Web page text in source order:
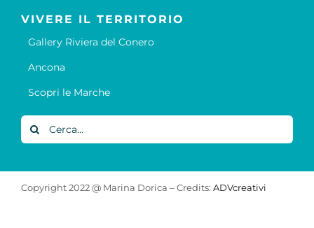
VIVERE IL TERRITORIO
Gallery Riviera del Conero
Ancona
Scopri le Marche
Cerca
per:
Copyright 2022 @ Marina Dorica – Credits: ADVcreativi